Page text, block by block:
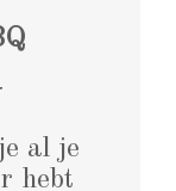
al je
hebt